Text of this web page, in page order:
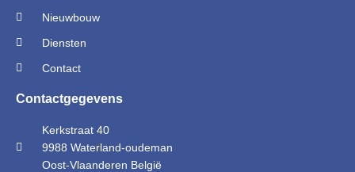
Nieuwbouw
Diensten
Contact
Contactgegevens
Kerkstraat 40
9988 Waterland-oudeman
Oost-Vlaanderen België